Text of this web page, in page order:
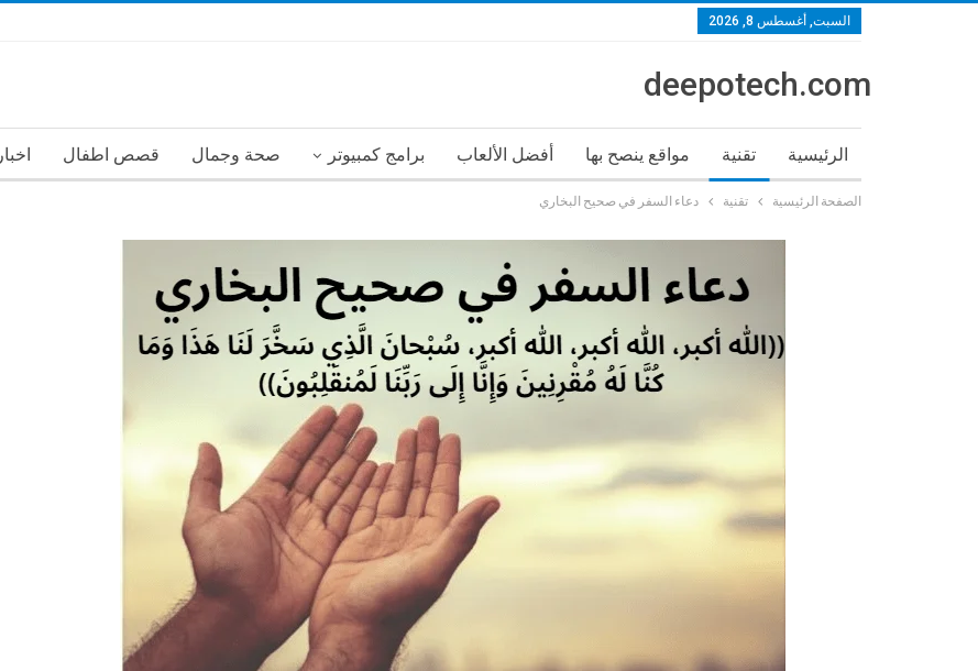
السبت, أغسطس 8, 2026
deepotech.com
الرئيسية تقنية مواقع ينصح بها أفضل الألعاب برامج كمبيوتر صحة وجمال قصص اطفال اخبار
الصفحة الرئيسية تقنية دعاء السفر في صحيح البخاري